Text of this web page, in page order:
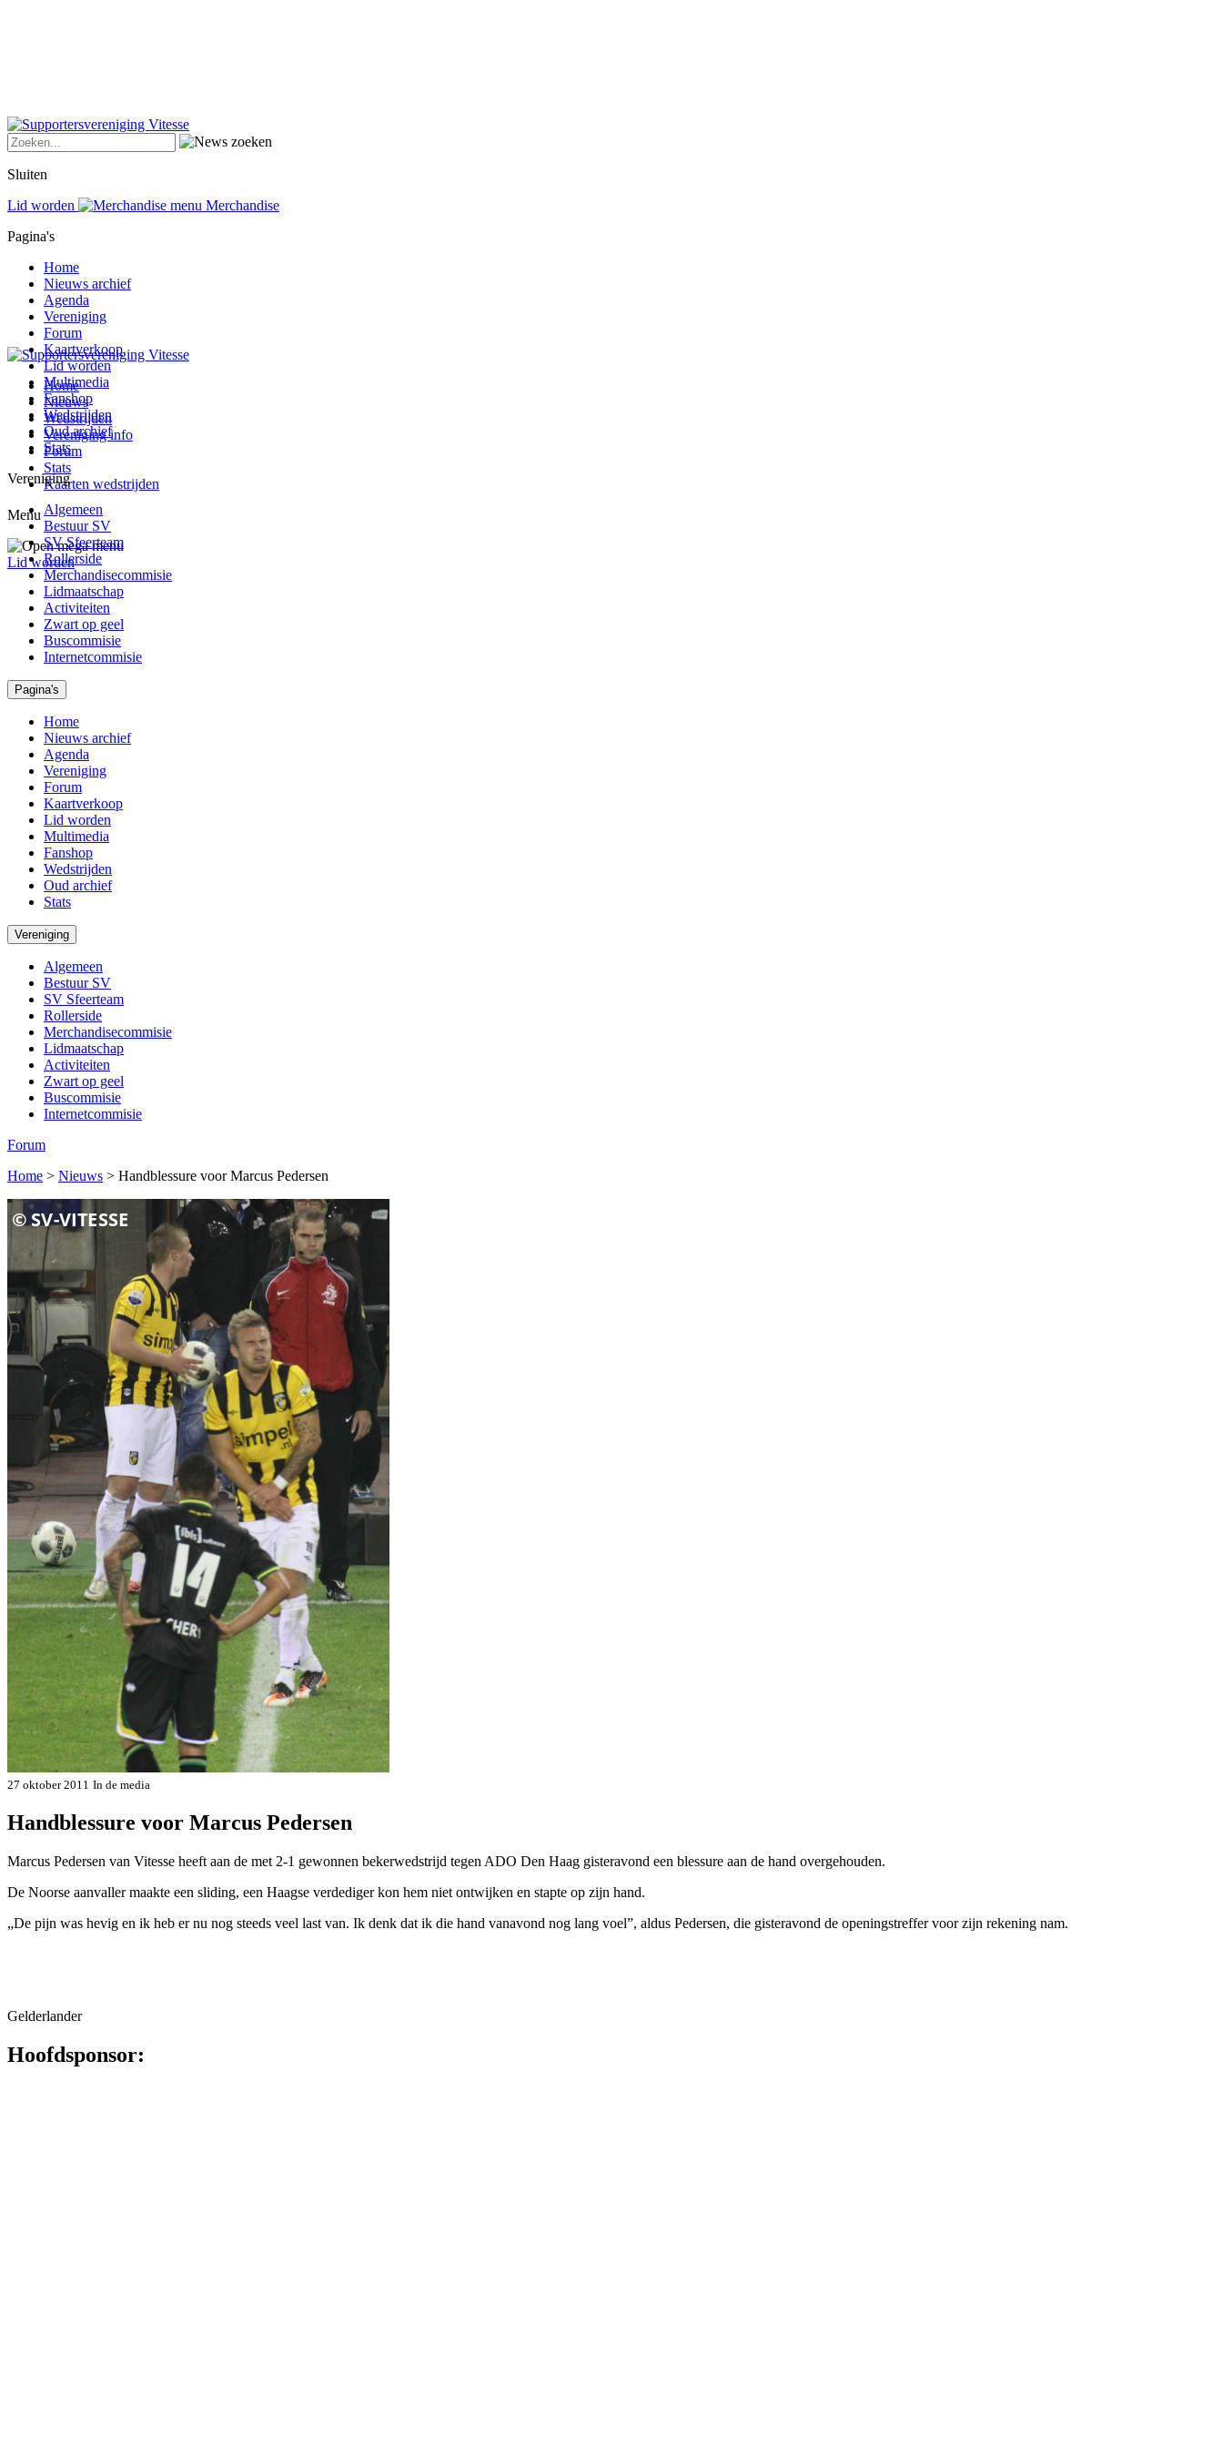
Home
Nieuws
Wedstrijden
Vereniging info
Forum
Stats
Kaarten wedstrijden
Menu
Lid worden
Sluiten
Lid worden
Merchandise
Pagina's
Home
Nieuws archief
Agenda
Vereniging
Forum
Kaartverkoop
Lid worden
Multimedia
Fanshop
Wedstrijden
Oud archief
Stats
Vereniging
Algemeen
Bestuur SV
SV Sfeerteam
Rollerside
Merchandisecommisie
Lidmaatschap
Activiteiten
Zwart op geel
Buscommisie
Internetcommisie
Pagina's
Home
Nieuws archief
Agenda
Vereniging
Forum
Kaartverkoop
Lid worden
Multimedia
Fanshop
Wedstrijden
Oud archief
Stats
Vereniging
Algemeen
Bestuur SV
SV Sfeerteam
Rollerside
Merchandisecommisie
Lidmaatschap
Activiteiten
Zwart op geel
Buscommisie
Internetcommisie
Forum
Home > Nieuws > Handblessure voor Marcus Pedersen
27 oktober 2011 In de media
Handblessure voor Marcus Pedersen
Marcus Pedersen van Vit­esse heeft aan de met 2-1 gewon­nen bekerwedstrijd tegen ADO Den Haag gisteravond een blessure aan de hand overgehouden.
De Noorse aanvaller maakte een sli­ding, een Haagse verdediger kon hem niet ontwijken en stapte op zijn hand.
„De pijn was hevig en ik heb er nu nog steeds veel last van. Ik denk dat ik die hand vanavond nog lang voel”, aldus Pedersen, die gisteravond de openingstreffer voor zijn rekening nam.
Gelderlander
Hoofdsponsor: